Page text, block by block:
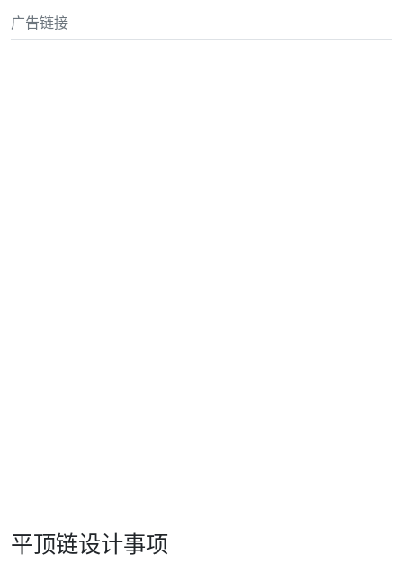
广告链接
平顶链设计事项